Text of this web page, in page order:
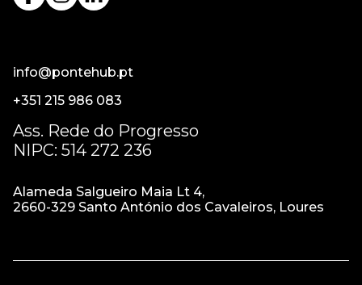
info@pontehub.pt
+351 215 986 083
Ass. Rede do Progresso
NIPC: 514 272 236
Alameda Salgueiro Maia Lt 4,
2660-329 Santo António dos Cavaleiros, Loures